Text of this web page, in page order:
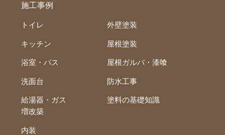
施工事例
トイレ
キッチン
浴室・バス
洗面台
給湯器・ガス
外壁塗装
屋根塗装
屋根ガルバ・漆喰
防水工事
塗料の基礎知識
増改築
内装